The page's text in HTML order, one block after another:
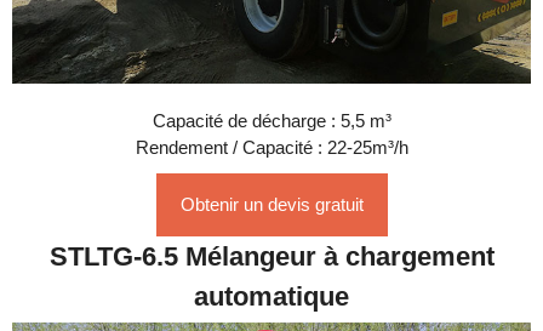
Capacité de décharge : 5,5 m³
Rendement / Capacité : 22-25m³/h
Obtenir un devis gratuit
STLTG-6.5 Mélangeur à chargement
automatique